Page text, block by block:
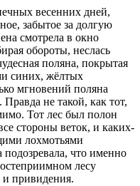
весенних дней,
забытое за долгую
смотрела в окно
обороты, неслась
поляна, покрытая
синих, жёлтых
мгновений поляна
не такой, как тот,
Тот лес был полон
стороны веток, и каких-
лохмотьями
что именно
лесу
и привидения.